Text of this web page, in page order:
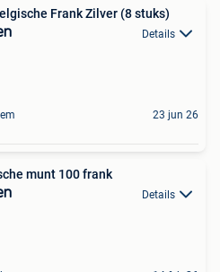
Frank Zilver (8 stuks)
Details
23 jun 26
munt 100 frank
Details